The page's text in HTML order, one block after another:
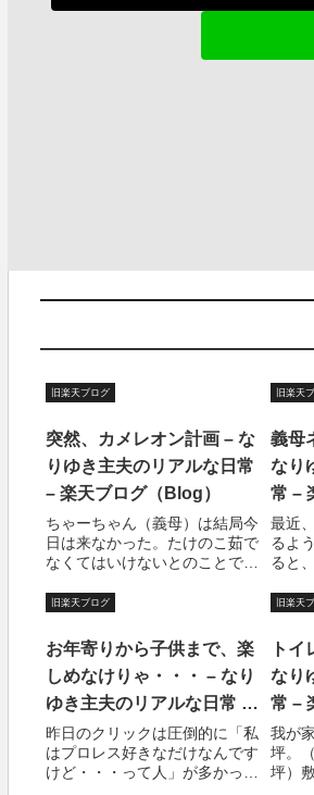
旧楽天ブログ
突然、カメレオン計画 – な
りゆき主夫のリアルな日常
– 楽天ブログ（Blog）
ちゃーちゃん（義母）は結局今
日は来なかった。たけのこ茹で
なくてはいけないとのことであ
ら、明日ごみ出さなくてはいけ
うことなのだそうである。ま、
私は別にかまわない。子供達は
それなりにガッカリ...
旧楽天
義母
なり
常 –
最近
るよ
ると
本質
であ
いう
けて
旧楽天ブログ
お年寄りから子供まで、楽
しめなけりゃ・・・ – なり
ゆき主夫のリアルな日常 –
楽天ブログ（Blog）
昨日のクリックは圧倒的に「私
はプロレス好きなだけなんです
けど・・・って人」が多かっ
旧楽天
ト
なり
常 –
我が
坪。
坪）